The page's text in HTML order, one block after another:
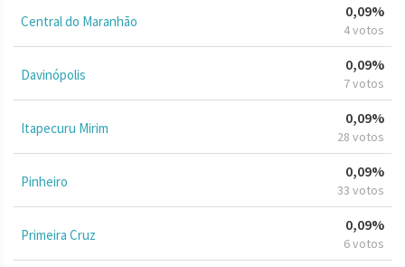
Central do Maranhão
0,09%
4 votos
Davinópolis
0,09%
7 votos
Itapecuru Mirim
0,09%
28 votos
Pinheiro
0,09%
33 votos
Primeira Cruz
0,09%
6 votos